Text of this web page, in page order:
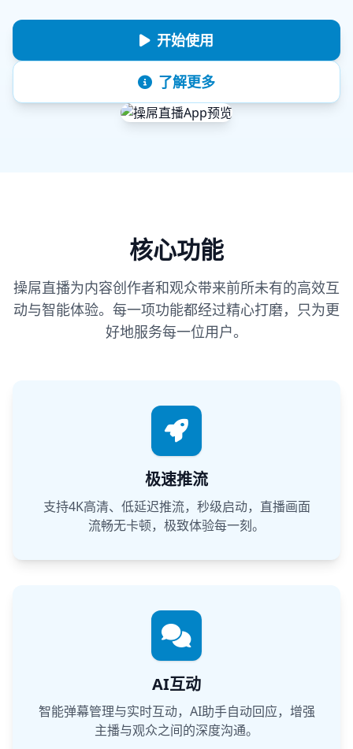
开始使用
了解更多
核心功能
操屌直播为内容创作者和观众带来前所未有的高效互
动与智能体验。每一项功能都经过精心打磨，只为更
好地服务每一位用户。
极速推流
支持4K高清、低延迟推流，秒级启动，直播画面
流畅无卡顿，极致体验每一刻。
AI互动
智能弹幕管理与实时互动，AI助手自动回应，增强
主播与观众之间的深度沟通。